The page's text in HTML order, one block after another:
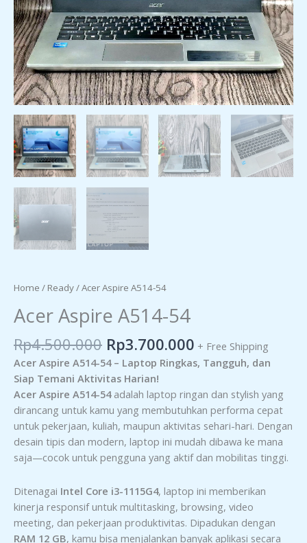
Home / Ready/ Acer Aspire A514-54
Acer Aspire A514-54
Rp4.500.000 Rp3.700.000 + Free Shipping
Acer Aspire A514-54 – Laptop Ringkas, Tangguh, dan
Siap Temani Aktivitas Harian!
Acer Aspire A514-54adalah laptop ringan dan stylish yang
dirancang untuk kamu yang membutuhkan performa cepat
untuk pekerjaan, kuliah, maupun aktivitas sehari-hari. Dengan
desain tipis dan modern, laptop ini mudah dibawa ke mana
saja—cocok untuk pengguna yang aktif dan mobilitas tinggi.
Ditenagai Intel Core i3-1115G4, laptop ini memberikan
kinerja responsif untuk multitasking, browsing, video
meeting, dan pekerjaan produktivitas. Dipadukan dengan
RAM 12 GB, kamu bisa menjalankan banyak aplikasi secara